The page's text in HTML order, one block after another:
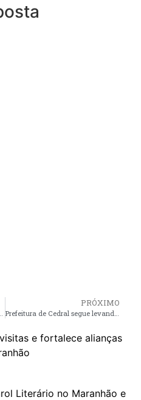
PRÓXIMO
e fortalece alianças
Literário no Maranhão e